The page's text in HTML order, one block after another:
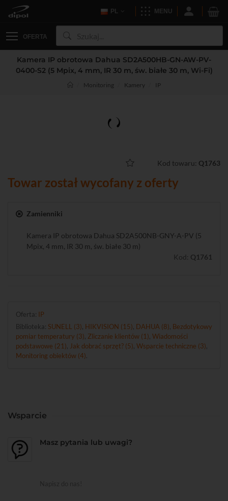
PL MENU
OFERTA
Kamera IP obrotowa Dahua SD2A500HB-GN-AW-PV-
0400-S2 (5 Mpix, 4 mm, IR 30 m, św. białe 30 m, Wi-Fi)
Monitoring Kamery IP
Kod towaru: Q1763
Towar został wycofany z oferty
Zamienniki
Kamera IP obrotowa Dahua SD2A500NB-GNY-A-PV (5
Mpix, 4 mm, IR 30 m, św. białe 30 m)
Kod: Q1761
Oferta: IP
Biblioteka: SUNELL (3) HIKVISION (15) DAHUA (8) Bezdotykowy
pomiar temperatury (3) Zliczanie klientów (1) Wiadomości
podstawowe (21)
Jak dobrać sprzęt? (5) Wsparcie techniczne (3)
Monitoring obiektów (4)
Wsparcie
Masz pytania lub uwagi?